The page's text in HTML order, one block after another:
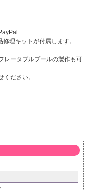
理キットが付属します。
レータブルプールの製作も可
ください。
: